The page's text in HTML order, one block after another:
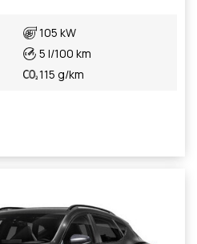
105 kW
5 l/100 km
115 g/km